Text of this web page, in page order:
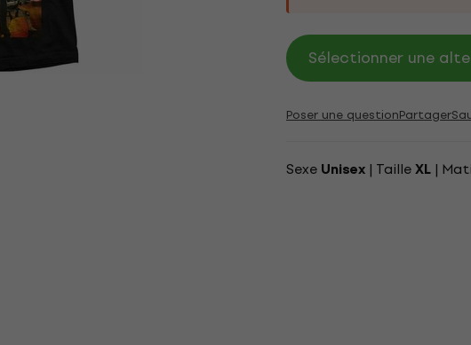
Sélectionner une
Poser une questionPartager
Sexe Unisex | TailleXL |